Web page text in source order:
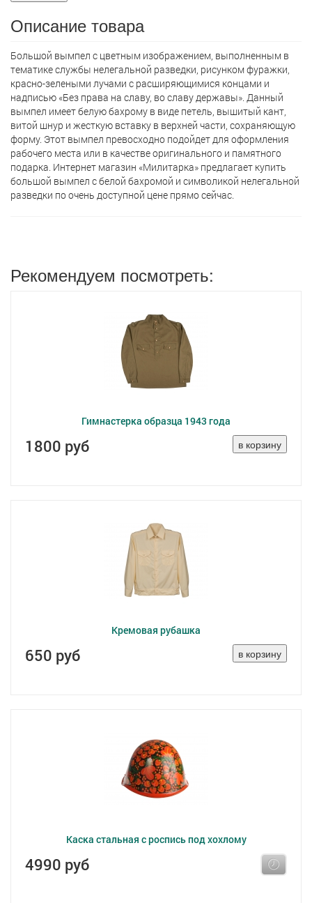
Описание товара
Большой вымпел с цветным изображением, выполненным в
тематике службы нелегальной разведки, рисунком фуражки,
красно-зелеными лучами с расширяющимися концами и
надписью «Без права на славу, во славу державы». Данный
вымпел имеет белую бахрому в виде петель, вышитый кант,
витой шнур и жесткую вставку в верхней части, сохраняющую
форму. Этот вымпел превосходно подойдет для оформления
рабочего места или в качестве оригинального и памятного
подарка. Интернет магазин «Милитарка» предлагает кyпить
большой вымпел с белой бахромой и символикой нелегальной
разведки по очень доступной цене прямо сейчас.
Рекомендуем посмотреть:
Гимнастерка образца 1943 года
1800 руб
Кремовая рубашка
650 руб
Каска стальная с роспись под хохлому
4990 руб